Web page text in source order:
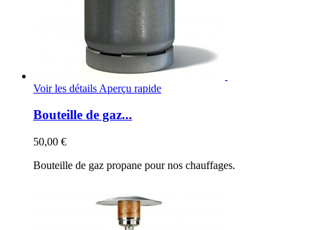
Voir les détails Aperçu rapide
Bouteille de gaz...
50,00 €
Bouteille de gaz propane pour nos chauffages.